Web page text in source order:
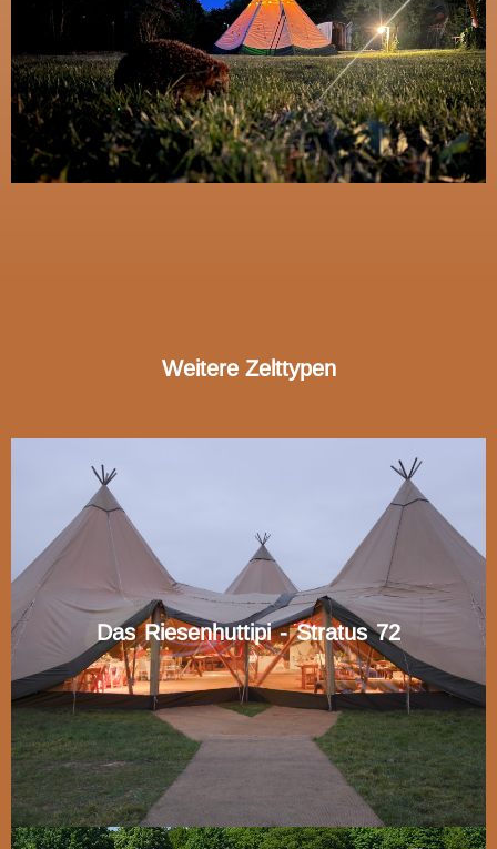
Weitere Zelttypen
Das Riesenhuttipi - Stratus 72